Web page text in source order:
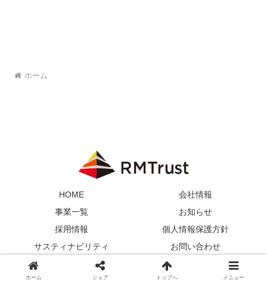
ホーム
HOME
会社情報
事業一覧
お知らせ
採用情報
個人情報保護方針
サスティナビリティ
お問い合わせ
© 2023 アールエムトラスト.
ホーム シェア トップへ メニュー